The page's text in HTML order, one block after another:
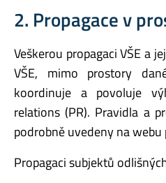
2. Propagace v
Veškerou propagaci VŠE a
VŠE, mimo prostory
koordinuje a povoluje
relations (PR). Pravidla a
podrobně uvedeny na webu
Propagaci subjektů